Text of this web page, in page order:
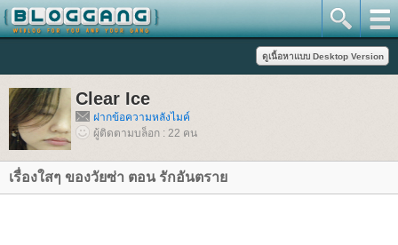
Clear Ice
ฝากข้อความหลังไมค์
ผู้ติดตามบล็อก : 22 คน
เรื่องใสๆ ของวัยซ่า ตอน รักอันตรา